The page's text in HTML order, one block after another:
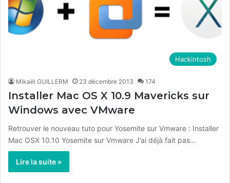
Hackintosh
Mikaël GUILLERM 23 décembre 2013 174
Installer Mac OS X 10.9 Mavericks sur
Windows avec VMware
Retrouver le nouveau tuto pour Yosemite sur Vmware : Installer
Mac OSX 10.10 Yosemite sur Vmware J’ai déjà fait pas…
Lire la suite »